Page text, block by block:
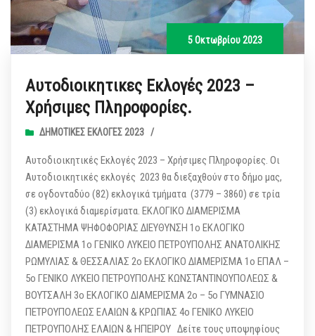
5 Οκτωβρίου 2023
Αυτοδιοικητικες Εκλογές 2023 –
Χρήσιμες Πληροφορίες.
ΔΗΜΟΤΙΚΈΣ ΕΚΛΟΓΈΣ 2023 /
Αυτοδιοικητικές Εκλογές 2023 – Χρήσιμες Πληροφορίες. Οι
Αυτοδιοικητικές εκλογές 2023 θα διεξαχθούν στο δήμο μας,
σε ογδονταδύο (82) εκλογικά τμήματα (3779 – 3860) σε τρία
(3) εκλογικά διαμερίσματα. ΕΚΛΟΓΙΚΟ ΔΙΑΜΕΡΙΣΜΑ
ΚΑΤΑΣΤΗΜΑ ΨΗΦΟΦΟΡΙΑΣ ΔΙΕΥΘΥΝΣΗ 1ο ΕΚΛΟΓΙΚΟ
ΔΙΑΜΕΡΙΣΜΑ 1ο ΓΕΝΙΚΟ ΛΥΚΕΙΟ ΠΕΤΡΟΥΠΟΛΗΣ ΑΝΑΤΟΛΙΚΗΣ
ΡΩΜΥΛΙΑΣ & ΘΕΣΣΑΛΙΑΣ 2ο ΕΚΛΟΓΙΚΟ ΔΙΑΜΕΡΙΣΜΑ 1ο ΕΠΑΛ –
5ο ΓΕΝΙΚΟ ΛΥΚΕΙΟ ΠΕΤΡΟΥΠΟΛΗΣ ΚΩΝΣΤΑΝΤΙΝΟΥΠΟΛΕΩΣ &
ΒΟΥΤΣΑΛΗ 3ο ΕΚΛΟΓΙΚΟ ΔΙΑΜΕΡΙΣΜΑ 2ο – 5ο ΓΥΜΝΑΣΙΟ
ΠΕΤΡΟΥΠΟΛΕΩΣ ΕΛΑΙΩΝ & ΚΡΩΠΙΑΣ 4ο ΓΕΝΙΚΟ ΛΥΚΕΙΟ
ΠΕΤΡΟΥΠΟΛΗΣ ΕΛΑΙΩΝ & ΗΠΕΙΡΟΥ Δείτε τους υποψηφίους